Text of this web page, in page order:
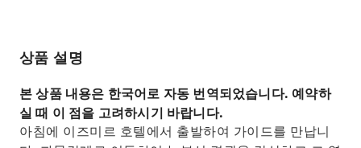
상품 설명
본 상품 내용은 한국어로 자동 번역되었습니다. 예약하
실 때 이 점을 고려하시기 바랍니다.
아침에 이즈미르 호텔에서 출발하여 가이드를 만납니